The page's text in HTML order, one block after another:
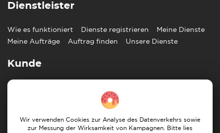
Dienstleister
Wie es funktioniert Dienste registrieren
Meine Dienste
Meine Aufträge
Auftrag finden Unsere Dienste
Kunde
Finde Handwerker
Information
Wir verwenden Cookies zur Analyse des Datenverkehrs sowie
zur Messung der Wirksamkeit von Kampagnen. Bitte lies